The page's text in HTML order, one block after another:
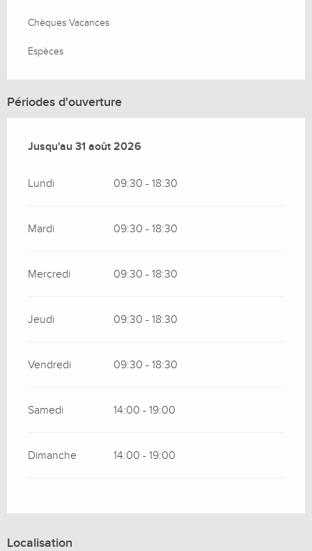
Chèques Vacances
Espèces
Périodes d'ouverture
Du1 juillet 2026 au31 août 2026
Jusqu'au 31 août 2026
Lundi 09:30 - 18:30
Mardi 09:30 - 18:30
Mercredi 09:30 - 18:30
Jeudi 09:30 - 18:30
Vendredi 09:30 - 18:30
Samedi 14:00 - 19:00
Dimanche 14:00 - 19:00
Localisation